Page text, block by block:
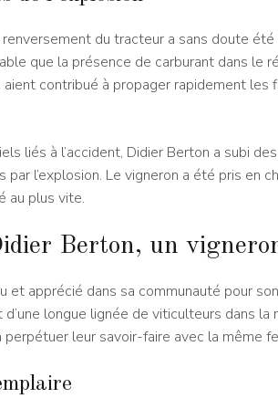
renversement du tracteur a sans doute
que la présence de carburant dans le
contribué à propager rapidement les
liés à l’accident, Didier Berton a subi
par l’explosion. Le vigneron a été pris en
au plus vite.
Berton, un
et apprécié dans sa communauté pour
d’une longue lignée de viticulteurs dans la
leur savoir-faire avec la même